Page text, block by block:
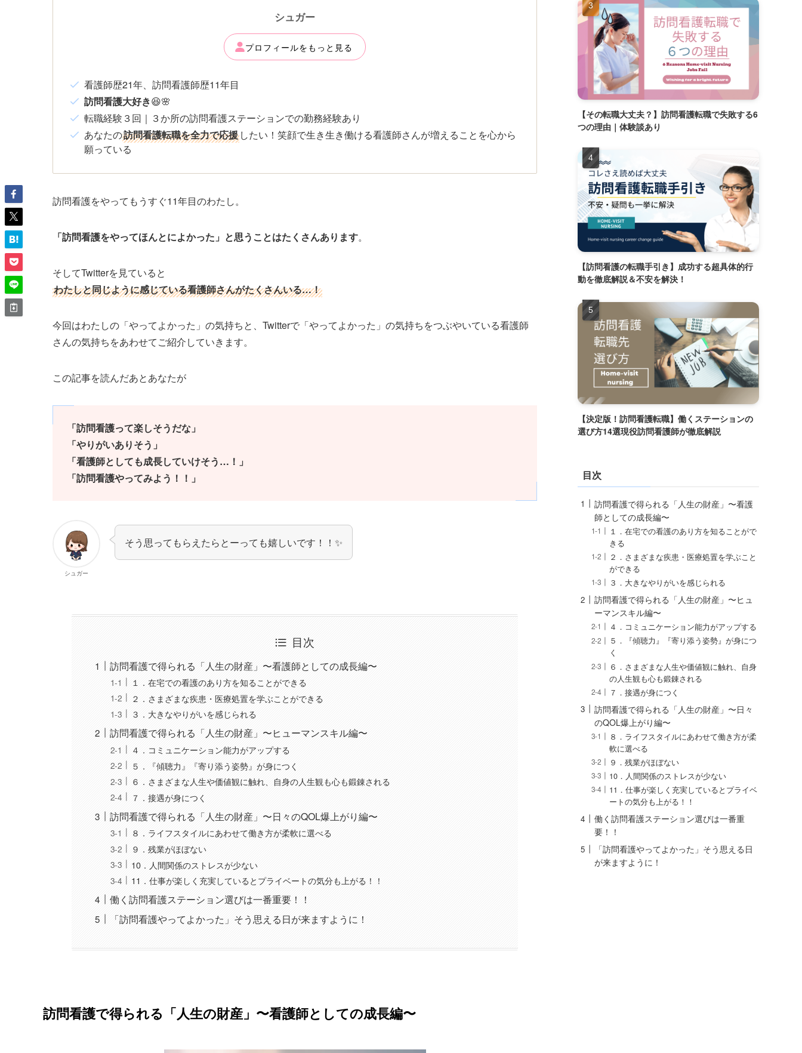
シュガー
プロフィールをもっと見る
看護師歴21年、訪問看護師歴11年目
訪問看護大好き😆🌸
転職経験３回｜３か所の訪問看護ステーションでの勤務経験あり
あなたの訪問看護転職を全力で応援 したい！笑顔で生き生き働ける看護師さんが増えることを心から
願っている
訪問看護をやってもうすぐ11年目のわたし。
「訪問看護をやってほんとによかった」と思うことはたくさんあります。
そしてTwitterを見ていると
わたしと同じように感じている看護師さんがたくさんいる…！
今回はわたしの「やってよかった」の気持ちと、Twitterで「やってよかった」の気持ちをつぶやいている看護師
さんの気持ちをあわせてご紹介していきます。
この記事を読んだあとあなたが
「訪問看護って楽しそうだな」
「やりがいありそう」
「看護師としても成長していけそう…！」
「訪問看護やってみよう！！」
シュガー
そう思ってもらえたらとーっても嬉しいです！！✨
目次
訪問看護で得られる「人生の財産」〜看護師としての成長編〜
１．在宅での看護のあり方を知ることができる
２．さまざまな疾患・医療処置を学ぶことができる
３．大きなやりがいを感じられる
訪問看護で得られる「人生の財産」〜ヒューマンスキル編〜
４．コミュニケーション能力がアップする
５．『傾聴力』『寄り添う姿勢』が身につく
６．さまざまな人生や価値観に触れ、自身の人生観も心も鍛錬される
７．接遇が身につく
訪問看護で得られる「人生の財産」〜日々のQOL爆上がり編〜
８．ライフスタイルにあわせて働き方が柔軟に選べる
９．残業がほぼない
10．人間関係のストレスが少ない
11．仕事が楽しく充実しているとプライベートの気分も上がる！！
働く訪問看護ステーション選びは一番重要！！
「訪問看護やってよかった」そう思える日が来ますように！
訪問看護で得られる「人生の財産」〜看護師としての成長編〜
【その転職大丈夫？】訪問看護転職で失敗する6
つの理由｜体験談あり
【訪問看護の転職手引き】成功する超具体的行
動を徹底解説＆不安を解決！
【決定版！訪問看護転職】働くステーションの
選び方14選現役訪問看護師が徹底解説
目次
訪問看護で得られる「人生の財産」〜看護
師としての成長編〜
１．在宅での看護のあり方を知ることがで
きる
２．さまざまな疾患・医療処置を学ぶこと
ができる
３．大きなやりがいを感じられる
訪問看護で得られる「人生の財産」〜ヒュ
ーマンスキル編〜
４．コミュニケーション能力がアップする
５．『傾聴力』『寄り添う姿勢』が身につ
く
６．さまざまな人生や価値観に触れ、自身
の人生観も心も鍛錬される
７．接遇が身につく
訪問看護で得られる「人生の財産」〜日々
のQOL爆上がり編〜
８．ライフスタイルにあわせて働き方が柔
軟に選べる
９．残業がほぼない
10．人間関係のストレスが少ない
11．仕事が楽しく充実しているとプライベ
ートの気分も上がる！！
働く訪問看護ステーション選びは一番重
要！！
「訪問看護やってよかった」そう思える日
が来ますように！